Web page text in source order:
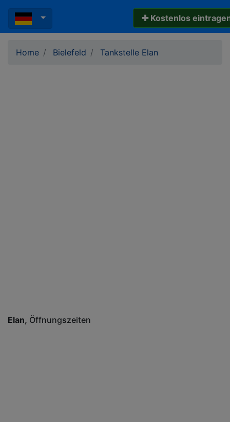
✚ Kostenlos
Home Bielefeld Tankstelle Elan
Elan Öffnungszeiten